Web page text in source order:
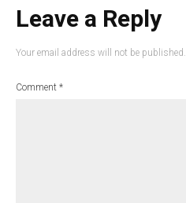
Leave a Reply
Your email address will not be published.
Comment *